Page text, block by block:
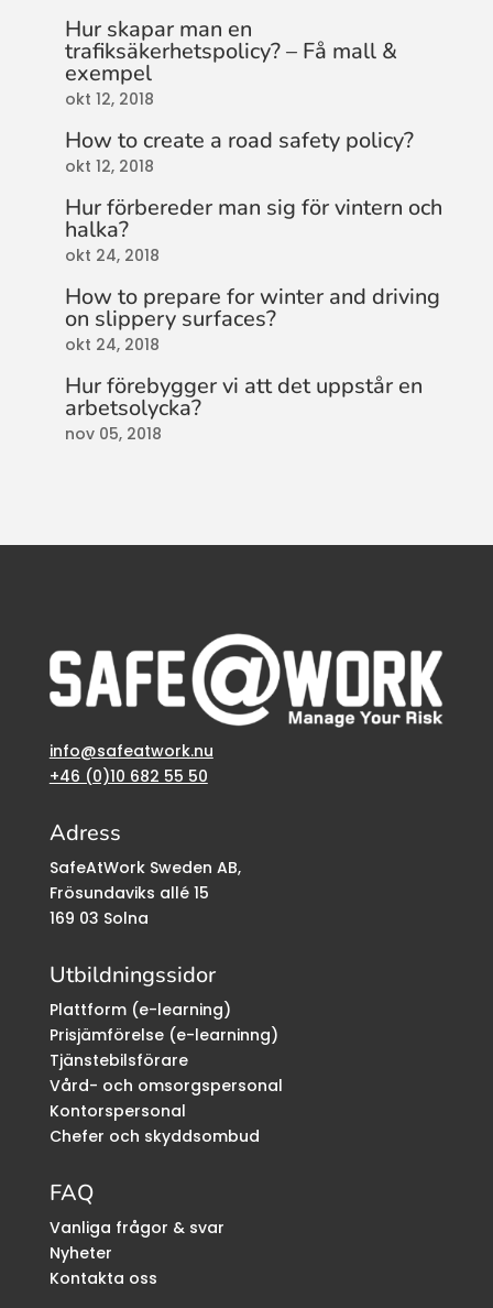
Hur skapar man en
trafiksäkerhetspolicy? – Få mall &
exempel
okt 12, 2018
How to create a road safety policy?
okt 12, 2018
Hur förbereder man sig för vintern och
halka?
okt 24, 2018
How to prepare for winter and driving
on slippery surfaces?
okt 24, 2018
Hur förebygger vi att det uppstår en
arbetsolycka?
nov 05, 2018
info@safeatwork.nu
+46 (0)10 682 55 50
Adress
SafeAtWork Sweden AB,
Frösundaviks allé 15
169 03 Solna
Utbildningssidor
Plattform (e-learning)
Prisjämförelse (e-learninng)
Tjänstebilsförare
Vård- och omsorgspersonal
Kontorspersonal
Chefer och skyddsombud
FAQ
Vanliga frågor & svar
Nyheter
Kontakta oss